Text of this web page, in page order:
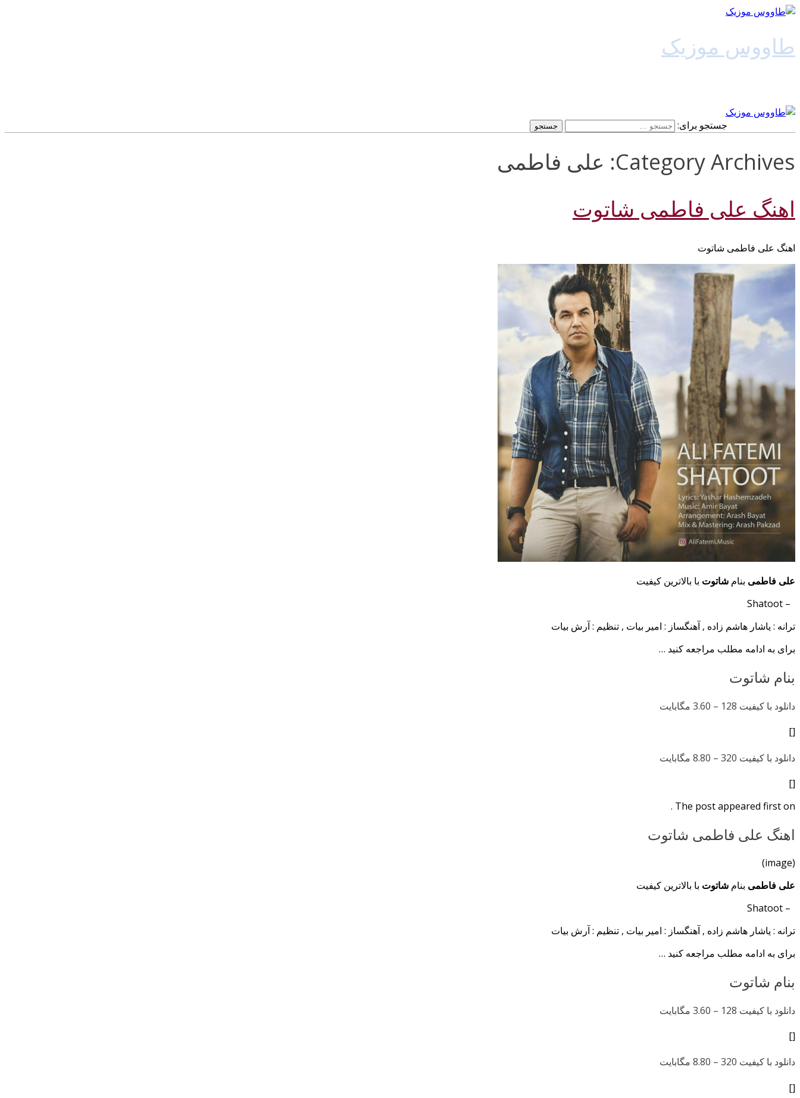
طاووس موزیک
جستجو برای:
Category Archives: علی فاطمی
اهنگ علی فاطمی شاتوت
اهنگ علی فاطمی شاتوت
علی فاطمی بنام شاتوت با بالاترین کیفیت
– Shatoot
ترانه : یاشار هاشم زاده , آهنگساز : امیر بیات , تنظیم : آرش بیات
برای به ادامه مطلب مراجعه کنید …
بنام شاتوت
دانلود با کیفیت 128 –
3.60 مگابایت
[]
دانلود با کیفیت 320 –
8.80 مگابایت
[]
The post appeared first on .
اهنگ علی فاطمی شاتوت
(image)
علی فاطمی بنام شاتوت با بالاترین کیفیت
– Shatoot
ترانه : یاشار هاشم زاده , آهنگساز : امیر بیات , تنظیم : آرش بیات
برای به ادامه مطلب مراجعه کنید …
بنام شاتوت
دانلود با کیفیت 128 –
3.60 مگابایت
[]
دانلود با کیفیت 320 –
8.80 مگابایت
[]